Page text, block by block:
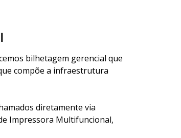
bilhetagem gerencial que
compõe a infraestrutura
diretamente via
Impressora Multifuncional,